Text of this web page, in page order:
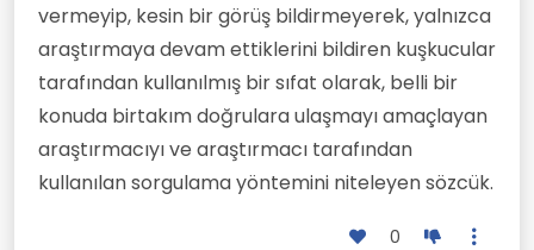
vermeyip, kesin bir görüş bildirme­yerek, yalnızca
araştırmaya devam ettiklerini bildiren kuşkucular
tarafından kullanılmış bir sıfat olarak, belli bir
konuda birtakım doğrulara ulaşmayı amaçlayan
araştırmacıyı ve araştırmacı tarafından
kullanılan sorgula­ma yöntemini niteleyen sözcük.
0